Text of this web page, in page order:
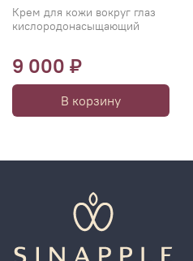
Крем для кожи вокруг глаз
кислородонасыщающий
9 000 ₽
В корзину